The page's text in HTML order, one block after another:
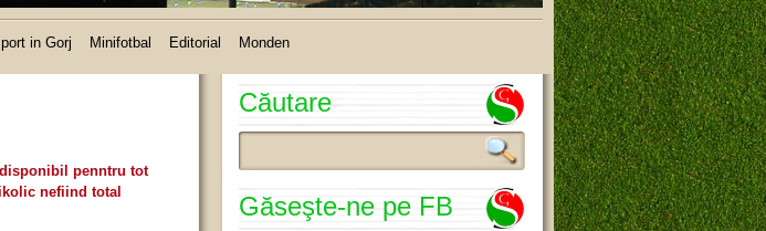
in Gorj Minifotbal Editorial Monden
penntru tot
nefiind total
Căutare
Găseşte-ne pe FB